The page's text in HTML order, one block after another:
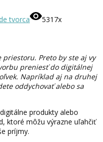
tvorca 5317x
priestoru. Preto by ste aj vy
preniesť do digitálnej
Napríklad aj na druhej
oddychovať alebo sa
produkty alebo
ktoré môžu výrazne uľahčiť
príjmy.